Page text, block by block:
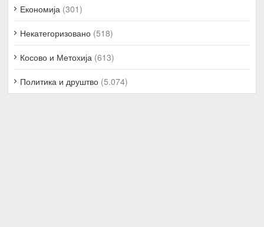
Економија (301)
Некатегоризовано (518)
Косово и Метохија (613)
Политика и друштво (5.074)